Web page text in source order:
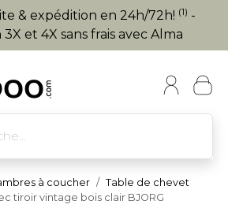
& expédition en 24h/72h! (1) -
et 4X sans frais avec Alma
à coucher
Table de chevet
tiroir vintage bois clair BJORG